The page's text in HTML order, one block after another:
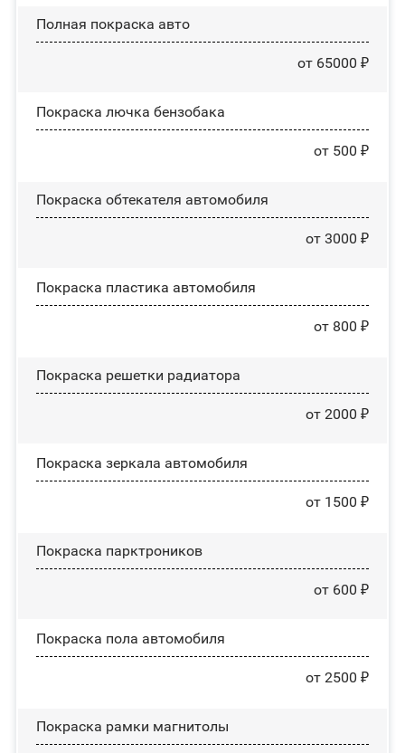
Полная покраска авто
от 65000 ₽
Покраска лючка бензобака
от 500 ₽
Покраска обтекателя автомобиля
от 3000 ₽
Покраска пластика автомобиля
от 800 ₽
Покраска решетки радиатора
от 2000 ₽
Покраска зеркала автомобиля
от 1500 ₽
Покраска парктроников
от 600 ₽
Покраска пола автомобиля
от 2500 ₽
Покраска рамки магнитолы